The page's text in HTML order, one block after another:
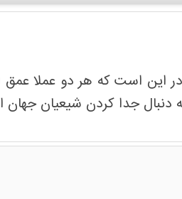
است که هر دو عملا عمق
دنبال جدا کردن شیعیان جهان